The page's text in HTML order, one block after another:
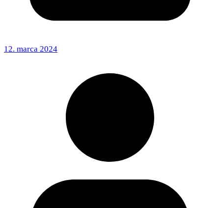
12. marca 2024